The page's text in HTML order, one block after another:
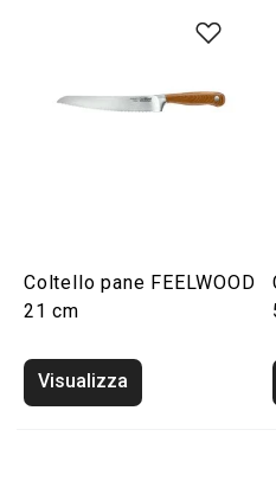
Coltello pane FEELWOOD
21 cm
Visualizza